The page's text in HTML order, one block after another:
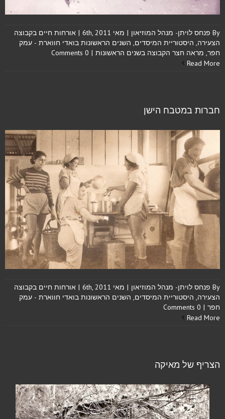
By פנחס לויתן- מנהל המוזיאון | מאי 6th, 2011 | אורחות חיים בקבוצה
הצעירה, היסטוריית המיסדים, השנים הראשונות בואדי חווארת - עמק
חפר, מראה חצר הקבוצה בשנים הראשונות |
0 Comments
Read More
חברות במטבח הישן
By פנחס לויתן- מנהל המוזיאון | מאי 6th, 2011 | אורחות חיים בקבוצה
הצעירה, היסטוריית המיסדים, השנים הראשונות בואדי חווארת - עמק
חפר |
0 Comments
Read More
הצריף של מאיקה